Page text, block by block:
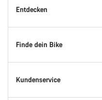
Inside Canyon
Innovation bei Canyon
Canyon Factory Racing
Entdecken
Events
Canyon Standorte finden
Finde dein Bike
Modellfinder
Kundenservice